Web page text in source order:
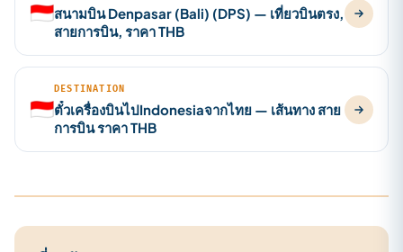
🇮🇩สนามบิน Denpasar (Bali) (DPS) — เที่ยวบินตรง,
สายการบิน, ราคา THB
🇮🇩
DESTINATION
ตั๋วเครื่องบินไปIndonesiaจากไทย — เส้นทาง สาย
การบิน ราคา THB